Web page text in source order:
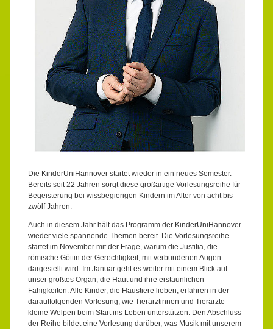
Die KinderUniHannover startet wieder in ein neues Semester.
Bereits seit 22 Jahren sorgt diese großartige Vorlesungsreihe für
Begeisterung bei wissbegierigen Kindern im Alter von acht bis
zwölf Jahren.
Auch in diesem Jahr hält das Programm der KinderUniHannover
wieder viele spannende Themen bereit. Die Vorlesungsreihe
startet im November mit der Frage, warum die Justitia, die
römische Göttin der Gerechtigkeit, mit verbundenen Augen
dargestellt wird. Im Januar geht es weiter mit einem Blick auf
unser größtes Organ, die Haut und ihre erstaunlichen
Fähigkeiten. Alle Kinder, die Haustiere lieben, erfahren in der
darauffolgenden Vorlesung, wie Tierärztinnen und Tierärzte
kleine Welpen beim Start ins Leben unterstützen. Den Abschluss
der Reihe bildet eine Vorlesung darüber, was Musik mit unserem